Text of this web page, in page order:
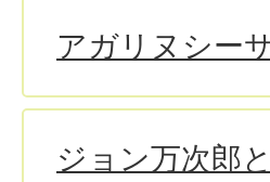
アガリヌシー
ジョン万次郎